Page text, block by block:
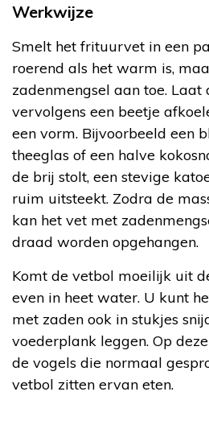
Werkwijze
Smelt het frituurvet in een
roerend als het warm is,
zadenmengsel aan toe. Laat
vervolgens een beetje
een vorm. Bijvoorbeeld een
theeglas of een halve
de brij stolt, een stevige
ruim uitsteekt. Zodra de
kan het vet met
draad worden opgehangen.
Komt de vetbol moeilijk uit
even in heet water. U kunt
met zaden ook in stukjes
voederplank leggen. Op
de vogels die normaal
vetbol zitten ervan eten.